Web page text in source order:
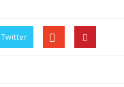
Twitter